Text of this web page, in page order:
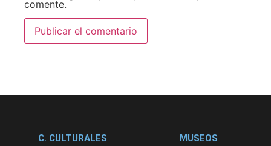
comente.
C. CULTURALES MUSEOS